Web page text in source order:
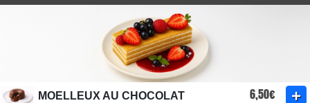
MOELLEUX AU CHOCOLAT 6,50€